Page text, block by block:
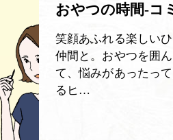
おやつの時間-コ
笑顔あふれる楽しい
仲間と。おやつを囲
て、悩みがあったっ
るヒ…